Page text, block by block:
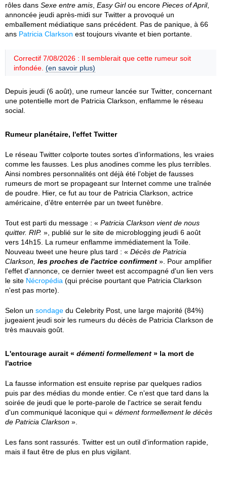
rôles dans Sexe entre amis Easy Girlou encore Pieces of April,
annoncée jeudi après-midi sur Twitter a provoqué un
emballement médiatique sans précédent. Pas de panique, à 66
ans Patricia Clarkson est toujours vivante et bien portante.
Correctif 7/08/2026 : Il semblerait que cette rumeur soit
infondée. (en savoir plus)
Depuis jeudi (6 août), une rumeur lancée sur Twitter, concernant
une potentielle mort de Patricia Clarkson, enflamme le réseau
social.
Rumeur planétaire, l'effet Twitter
Le réseau Twitter colporte toutes sortes d’informations, les vraies
comme les fausses. Les plus anodines comme les plus terribles.
Ainsi nombres personnalités ont déjà été l'objet de fausses
rumeurs de mort se propageant sur Internet comme une traînée
de poudre. Hier, ce fut au tour de Patricia Clarkson, actrice
américaine, d’être enterrée par un tweet funèbre.
Tout est parti du message : « Patricia Clarkson vient de nous
quitter. RIP. », publié sur le site de microblogging jeudi 6 août
vers 14h15. La rumeur enflamme immédiatement la Toile.
Nouveau tweet une heure plus tard : « Décès de Patricia
Clarkson, les proches de l'actrice confirment ». Pour amplifier
l'effet d'annonce, ce dernier tweet est accompagné d'un lien vers
le site Nécropédia (qui précise pourtant que Patricia Clarkson
n'est pas morte).
Selon un sondage du Celebrity Post, une large majorité (84%)
jugeaient jeudi soir les rumeurs du décès de Patricia Clarkson de
très mauvais goût.
L'entourage aurait « démenti formellement » la mort de
l'actrice
La fausse information est ensuite reprise par quelques radios
puis par des médias du monde entier. Ce n'est que tard dans la
soirée de jeudi que le porte-parole de l'actrice se serait fendu
d'un communiqué laconique qui « dément formellement le décès
de Patricia Clarkson ».
Les fans sont rassurés. Twitter est un outil d'information rapide,
mais il faut être de plus en plus vigilant.